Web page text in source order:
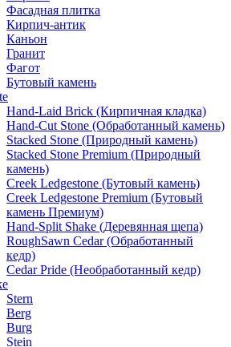
Фасадная плитка
Кирпич-антик
Каньон
Гранит
Фагот
Бутовый камень
Hand-Laid Brick (Кирпичная кладка)
Hand-Cut Stone (Обработанный камень)
Stacked Stone (Природный камень)
Stacked Stone Premium (Природный
камень)
Creek Ledgestone (Бутовый камень)
Creek Ledgestone Premium (Бутовый
камень Премиум)
Hand-Split Shake (Деревянная щепа)
RoughSawn Cedar (Обработанный
кедр)
Cedar Pride (Необработанный кедр)
Stern
Berg
Burg
Stein